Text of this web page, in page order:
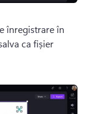
înregistrare în
ca fișier